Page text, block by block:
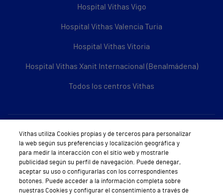
Hospital Vithas Vigo
Hospital Vithas Valencia Turia
Hospital Vithas Vitoria
Hospital Vithas Xanit Internacional (Benalmádena)
Todos los centros Vithas
Sobre Vithas
Quiénes somos
Trabajar en Vithas
Teléfono Cita Médica
Vithas utiliza Cookies propias y de terceros para personalizar
la web según sus preferencias y localización geográfica y
para medir la interacción con el sitio web y mostrarle
publicidad según su perfil de navegación. Puede denegar,
aceptar su uso o configurarlas con los correspondientes
botones. Puede acceder a la información completa sobre
nuestras Cookies y configurar el consentimiento a través de